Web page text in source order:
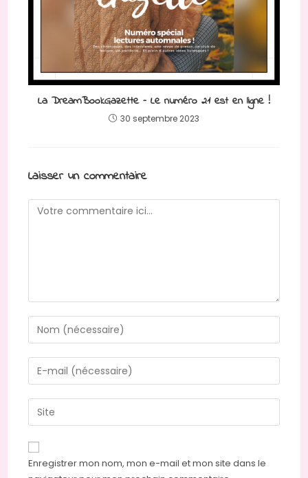
La DreamBookGazette – Le numéro 21 est en ligne !
30 septembre 2023
Laisser un commentaire
Comment
Enter
your
name
or
to
comment
Enter
your
email
address
comment
Saisir
l’URL
de
votre
site
Enregistrer mon nom, mon e-mail et mon site dans le